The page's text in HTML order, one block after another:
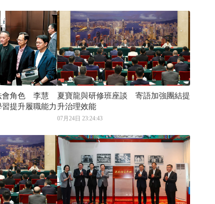
會角色 李慧
提升履職能力
夏寶龍與研修班座談 寄語加強團結提
升治理效能
07月24日 23:24:43